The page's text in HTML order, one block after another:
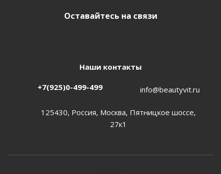
Оставайтесь на связи
Наши контакты
+7(925)0-499-499 info@beautyvit.ru
125430, Россия, Москва, Пятницкое шоссе,
27к1